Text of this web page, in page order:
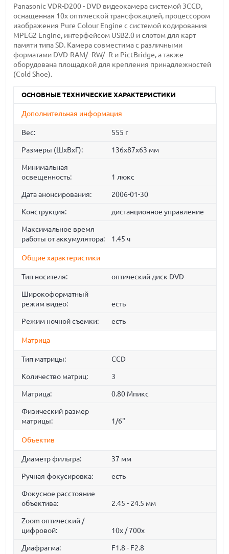
Panasonic VDR-D200 - DVD видеокамера системой 3CCD,
оснащенная 10x оптической трансфокацией, процессором
изображения Pure Colour Engine с системой кодирования
MPEG2 Engine, интерфейсом USB2.0 и слотом для карт
памяти типа SD. Камера совместима с различными
форматами DVD-RAM/ -RW/ -R и PictBridge, а также
оборудована площадкой для крепления принадлежностей
(Cold Shoe).
ОСНОВНЫЕ ТЕХНИЧЕСКИЕ ХАРАКТЕРИСТИКИ
Дополнительная информация
Вес: 555 г
Размеры (ШхВхГ): 136x87x63 мм
Минимальная
освещенность:
1 люкс
Дата анонсирования: 2006-01-30
Конструкция: дистанционное управление
Максимальное время
работы от аккумулятора:
1.45 ч
Общие характеристики
Тип носителя: оптический диск DVD
Широкоформатный
режим видео:
есть
Режим ночной съемки: есть
Матрица
Тип матрицы: CCD
Количество матриц: 3
Матрица: 0.80 Мпикс
Физический размер
матрицы:
1/6"
Объектив
Диаметр фильтра: 37 мм
Ручная фокусировка: есть
Фокусное расстояние
объектива:
2.45 - 24.5 мм
Zoom оптический /
цифровой:
10x / 700x
Диафрагма: F1.8 - F2.8